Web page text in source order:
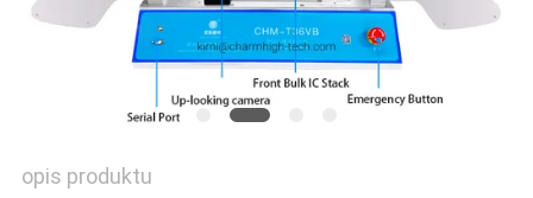
opis produktu